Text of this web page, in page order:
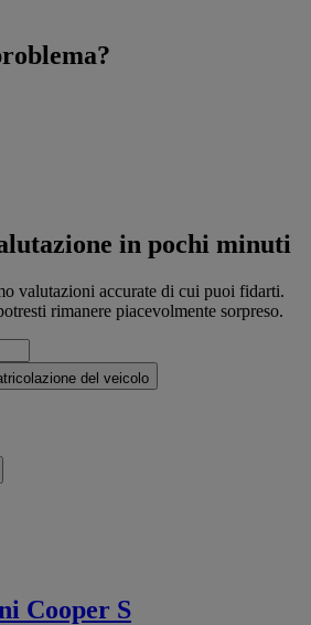
in pochi minuti
valutazioni accurate di cui puoi fidarti.
rimanere piacevolmente sorpreso.
del veicolo
Cooper S